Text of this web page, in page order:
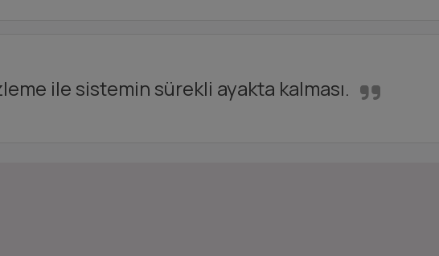
ile sistemin sürekli ayakta kalması.